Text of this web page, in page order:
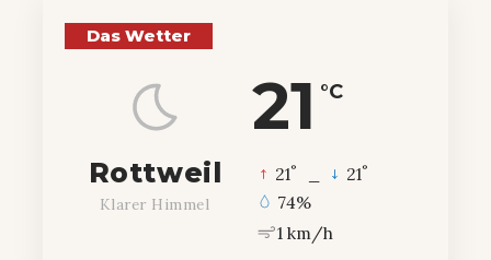
Das Wetter
21 °C
Rottweil
Klarer Himmel
21° 21°
74%
1 km/h